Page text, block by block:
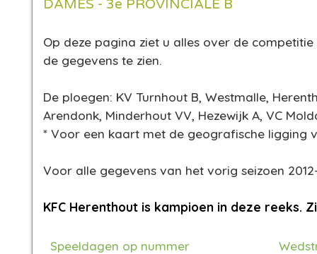
DAMES - 3e PROVINCIALE B
Op deze pagina ziet u alles over de
de gegevens te zien.
De ploegen: KV Turnhout B, Westmalle,
Arendonk, Minderhout VV, Hezewijk A, VC
* Voor een kaart met de geografische ligging
Voor alle gegevens van het vorig seizoen
KFC Herenthout is kampioen in deze reeks.
Speeldagen op nummer